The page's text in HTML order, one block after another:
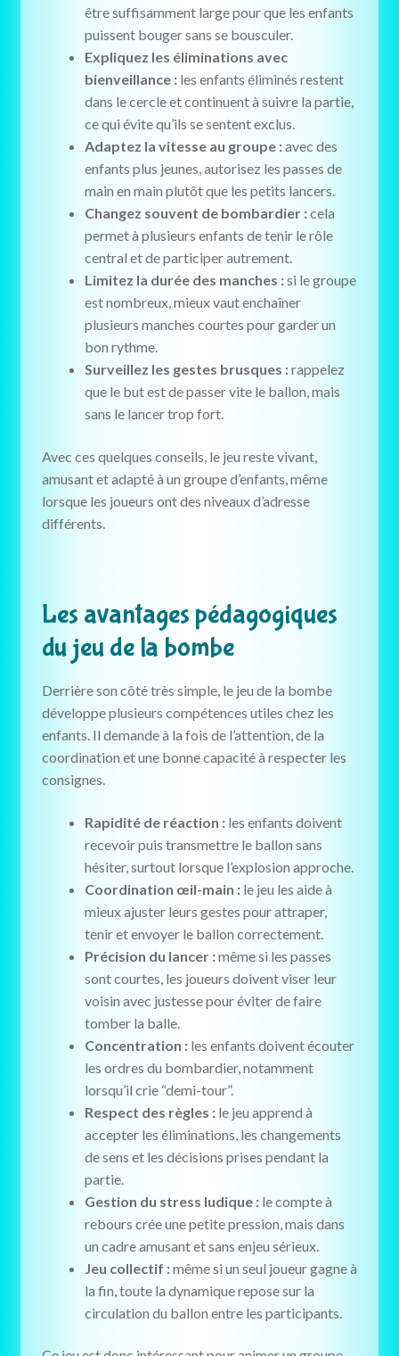
être suffisamment large pour que les enfants
puissent bouger sans se bousculer.
Expliquez les éliminations avec
bienveillance :les enfants éliminés restent
dans le cercle et continuent à suivre la partie,
ce qui évite qu’ils se sentent exclus.
Adaptez la vitesse au groupe :avec des
enfants plus jeunes, autorisez les passes de
main en main plutôt que les petits lancers.
Changez souvent de bombardier :cela
permet à plusieurs enfants de tenir le rôle
central et de participer autrement.
Limitez la durée des manches :si le groupe
est nombreux, mieux vaut enchaîner
plusieurs manches courtes pour garder un
bon rythme.
Surveillez les gestes brusques :rappelez
que le but est de passer vite le ballon, mais
sans le lancer trop fort.
Avec ces quelques conseils, le jeu reste vivant,
amusant et adapté à un groupe d’enfants, même
lorsque les joueurs ont des niveaux d’adresse
différents.
Les avantages pédagogiques
du jeu de la bombe
Derrière son côté très simple, le jeu de la bombe
développe plusieurs compétences utiles chez les
enfants. Il demande à la fois de l’attention, de la
coordination et une bonne capacité à respecter les
consignes.
Rapidité de réaction :les enfants doivent
recevoir puis transmettre le ballon sans
hésiter, surtout lorsque l’explosion approche.
Coordination œil-main :le jeu les aide à
mieux ajuster leurs gestes pour attraper,
tenir et envoyer le ballon correctement.
Précision du lancer :même si les passes
sont courtes, les joueurs doivent viser leur
voisin avec justesse pour éviter de faire
tomber la balle.
Concentration :les enfants doivent écouter
les ordres du bombardier, notamment
lorsqu’il crie “demi-tour”.
Respect des règles :le jeu apprend à
accepter les éliminations, les changements
de sens et les décisions prises pendant la
partie.
Gestion du stress ludique :le compte à
rebours crée une petite pression, mais dans
un cadre amusant et sans enjeu sérieux.
Jeu collectif :même si un seul joueur gagne à
la fin, toute la dynamique repose sur la
circulation du ballon entre les participants.